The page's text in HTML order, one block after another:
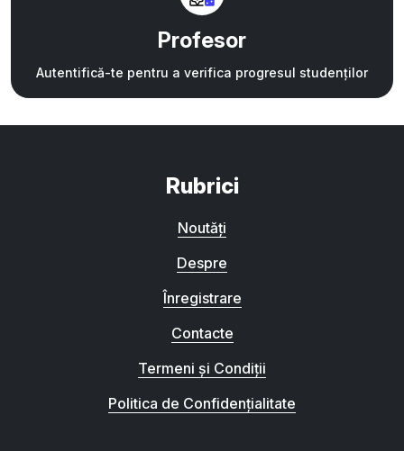
Profesor
Autentifică-te pentru a verifica progresul studenților
Rubrici
Noutăți
Despre
Înregistrare
Contacte
Termeni și Condiții
Politica de Confidențialitate